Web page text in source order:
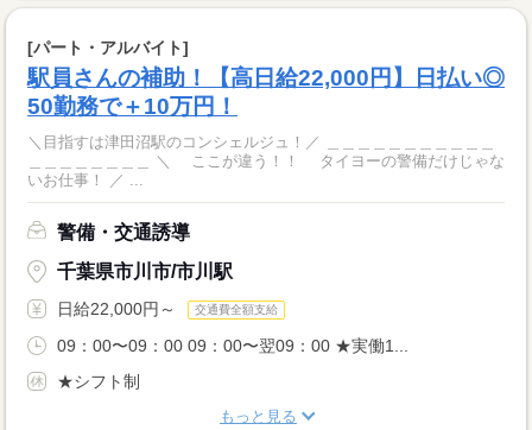
[パート・アルバイト]
駅員さんの補助！【高日給22,000円】日払い◎
50勤務で＋10万円！
＼目指すは津田沼駅のコンシェルジュ！／ ＿＿＿＿＿＿＿＿＿＿＿
いお仕事！ ／ ...
警備・交通誘導
千葉県市川市/市川駅
日給22,000円～ 交通費全額支給
09：00〜09：00 09：00〜翌09：00 ★実働1...
★シフト制
もっと見る